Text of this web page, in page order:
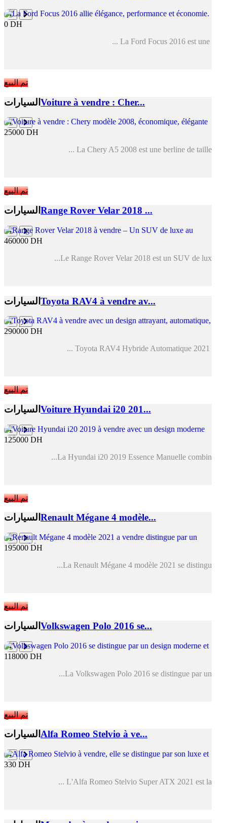
0 DH
تم البيع
السيارات Voiture à vendre : Cher...
25000 DH
La Chery A5 2008 est une berline de taille ...
تم البيع
السيارات Range Rover Velar 2018 ...
460000 DH
Le Range Rover Velar 2018 est un SUV de lux...
السيارات Toyota RAV4 à vendre av...
290000 DH
تم البيع
السيارات Voiture Hyundai i20 201...
125000 DH
La Hyundai i20 2019 Essence Manuelle combin...
تم البيع
السيارات Renault Mégane 4 modèle...
195000 DH
La Renault Mégane 4 modèle 2021 se distingu...
تم البيع
السيارات Volkswagen Polo 2016 se...
118000 DH
La Volkswagen Polo 2016 se distingue par un...
تم البيع
السيارات Alfa Romeo Stelvio à ve...
330 DH
L'Alfa Romeo Stelvio Super ATX 2021 est la ...